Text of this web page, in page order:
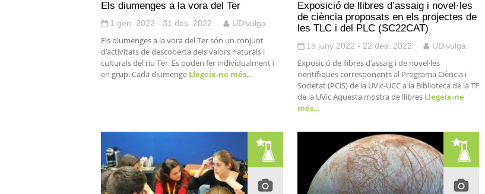
Els diumenges a la vora del Ter
1 gen. 2022 - 31 des. 2022 UDivulga
Els diumenges a la vora del Ter són un conjunt
d’activitats de descoberta dels valors naturals i
culturals del riu Ter. Es poden fer individualment i
en grup. Cada diumenge Llegeix-ne més…
Exposició de llibres d’assaig i novel·les
de ciència proposats en els projectes de
les TLC i del PLC (SC22CAT)
15 juny 2022 - 22 des. 2022 UDivulga
Exposició de llibres d’assaig i de novel·les
científiques corresponents al Programa Ciència i
Societat (PCiS) de la UVic-UCC a la Biblioteca de la TF
de la UVic Aquesta mostra de llibresLlegeix-ne
més…